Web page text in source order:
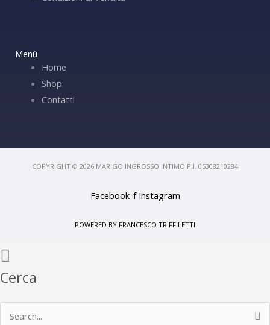
Menù
Home
Shop
Contatti
COPYRIGHT © 2026 MARIGO INGROSSO INTIMO P.I. 05308210284
Facebook-f Instagram
POWERED BY FRANCESCO TRIFFILETTI
Cerca
Cerca: